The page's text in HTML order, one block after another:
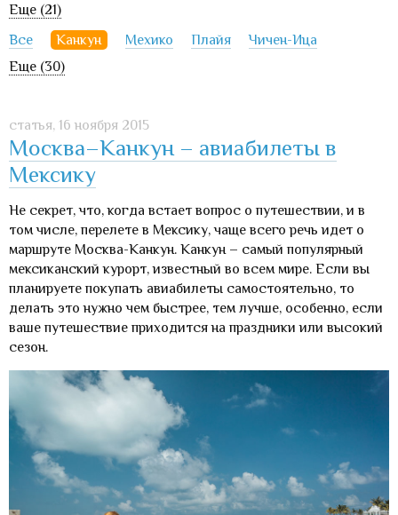
Еще (21)
Все
Канкун Мехико Плайя
Чичен-Ица
Еще (30)
статья, 16 ноября 2015
Москва–Канкун – авиабилеты в
Мексику
Не секрет, что, когда встает вопрос о путешествии, и в
том числе, перелете в Мексику, чаще всего речь идет о
маршруте Москва-Канкун. Канкун – самый популярный
мексиканский курорт, известный во всем мире. Если вы
планируете покупать авиабилеты самостоятельно, то
делать это нужно чем быстрее, тем лучше, особенно, если
ваше путешествие приходится на праздники или высокий
сезон.